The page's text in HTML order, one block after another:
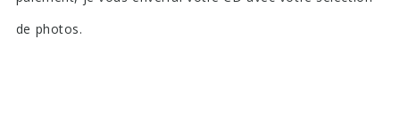
de photos.